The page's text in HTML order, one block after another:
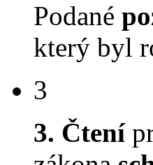
Podané
který byl
3
3. Čtení